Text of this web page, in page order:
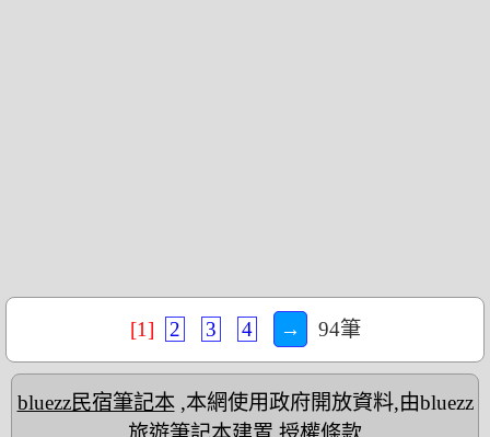
[1] 2 3 4 → 94筆
bluezz民宿筆記本,本網使用政府開放資料,由bluezz